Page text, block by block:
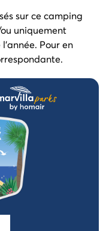
sur ce camping
uniquement
Pour en